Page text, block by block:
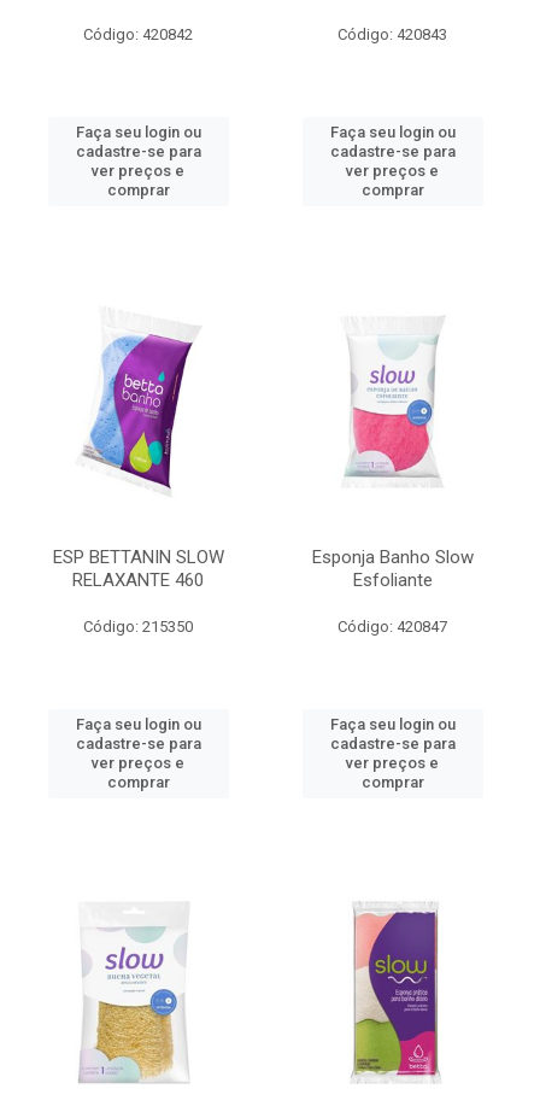
Código: 420842
Faça seu login ou
cadastre-se para
ver preços e
comprar
Código: 420843
Faça seu login ou
cadastre-se para
ver preços e
comprar
ESP BETTANIN SLOW
RELAXANTE 460
Código: 215350
Faça seu login ou
cadastre-se para
ver preços e
comprar
Esponja Banho Slow
Esfoliante
Código: 420847
Faça seu login ou
cadastre-se para
ver preços e
comprar